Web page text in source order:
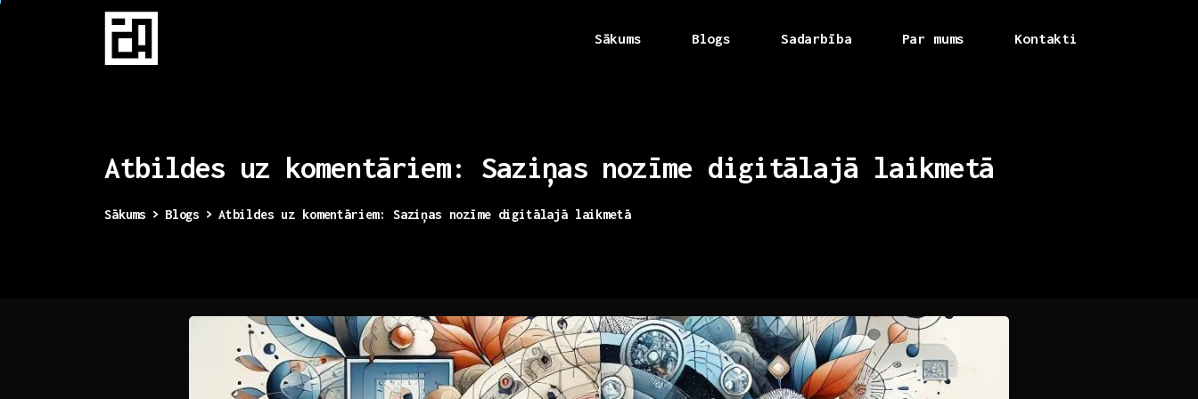
Sākums Blogs Sadarbība Par mums Kontakti
Atbildes uz komentāriem: Saziņas nozīme digitālajā laikmetā
Sākums Blogs Atbildes uz komentāriem: Saziņas nozīme digitālajā laikmetā